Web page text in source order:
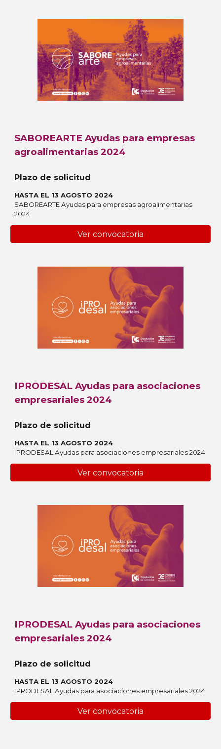
SABOREARTE Ayudas para empresas
agroalimentarias 2024
Plazo de solicitud
HASTA EL 13 AGOSTO 2024
SABOREARTE Ayudas para empresas agroalimentarias
2024
Ver convocatoria
IPRODESAL Ayudas para asociaciones
empresariales 2024
Plazo de solicitud
HASTA EL 13 AGOSTO 2024
IPRODESAL Ayudas para asociaciones empresariales 2024
Ver convocatoria
IPRODESAL Ayudas para asociaciones
empresariales 2024
Plazo de solicitud
HASTA EL 13 AGOSTO 2024
IPRODESAL Ayudas para asociaciones empresariales 2024
Ver convocatoria